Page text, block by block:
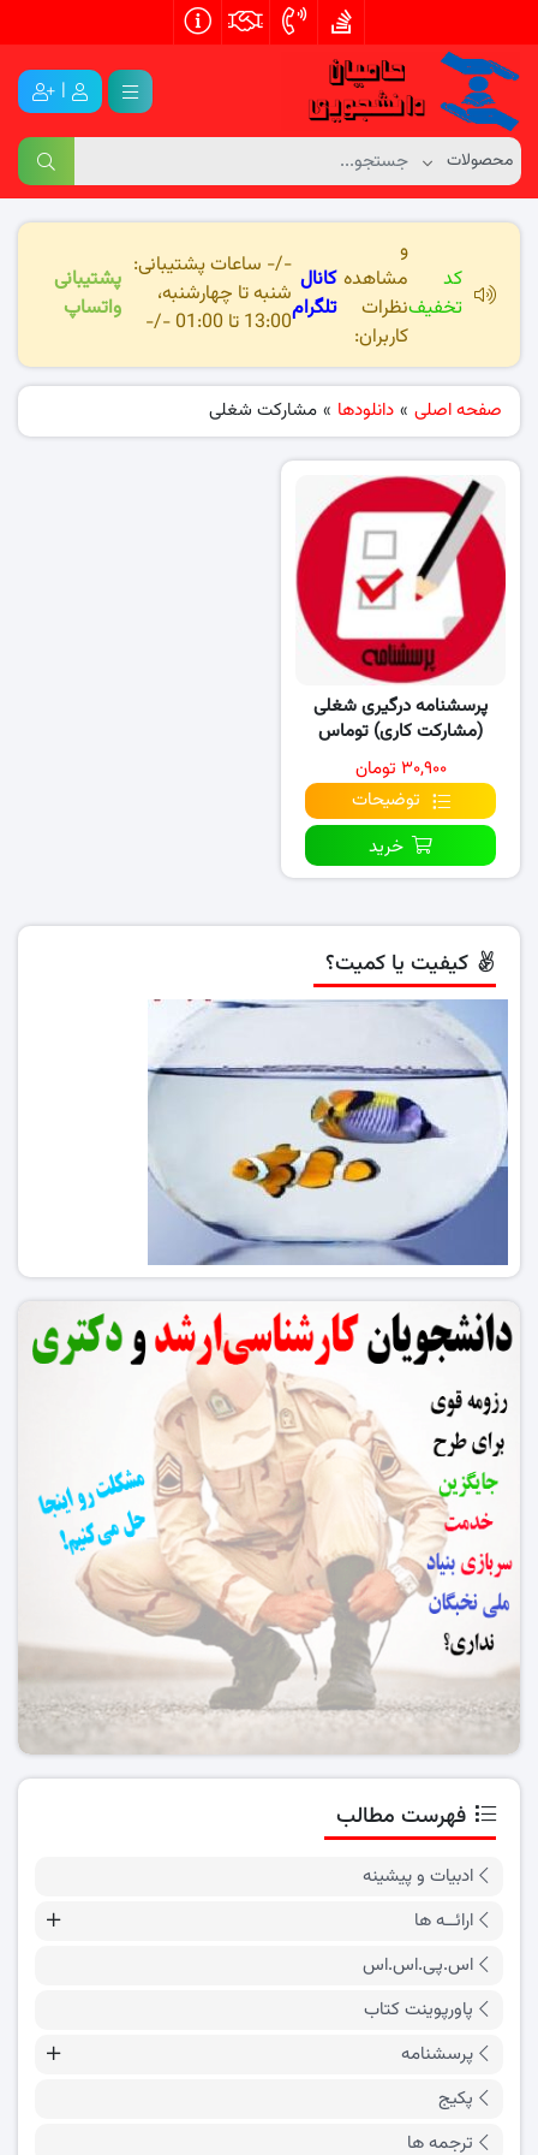
|
کد
تخفیف
و
مشاهده
نظرات
کاربران:
کانال
تلگرام
-/- ساعات پشتیبانی:
شنبه تا چهارشنبه،
13:00 تا 01:00 -/-
پشتیبانی
واتساپ
صفحه اصلی » دانلودها » مشارکت شغلی
پرسشنامه درگیری شغلی
(مشارکت کاری) توماس
لاداهل و کنجر
۳۰,۹۰۰ تومان
توضیحات
خرید
کیفیت یا کمیت؟
فهرست مطالب
ادبیات و پیشینه
ارائــه ها
اس.پی.اس.اس
پاورپوینت کتاب
پرسشنامه
پکیج
ترجمه ها